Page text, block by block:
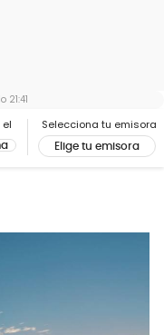
el Selecciona tu emisora
Elige tu emisora
21:41